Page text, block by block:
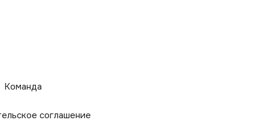
Команда
соглашение